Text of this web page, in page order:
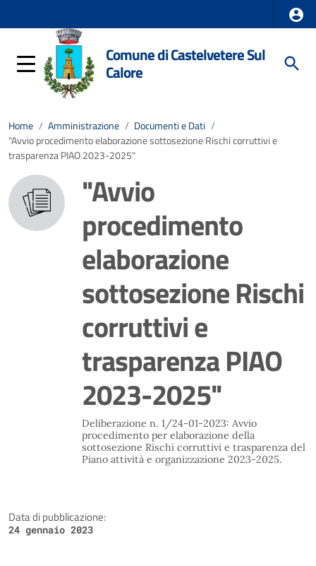
Comune di Castelvetere Sul
Calore
Home / Amministrazione / Documenti e Dati /
"Avvio procedimento elaborazione sottosezione Rischi corruttivi e
trasparenza PIAO 2023-2025"
"Avvio
procedimento
elaborazione
sottosezione Rischi
corruttivi e
trasparenza PIAO
2023-2025"
Deliberazione n. 1/24-01-2023: Avvio
procedimento per elaborazione della
sottosezione Rischi corruttivi e trasparenza del
Piano attività e organizzazione 2023-2025.
Data di pubblicazione:
24 gennaio 2023